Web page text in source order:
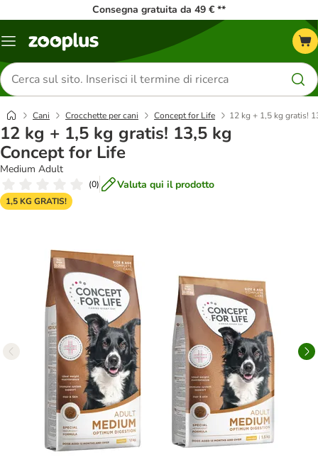
Consegna gratuita da 49 € **
Overview
Cerca
prodotti
Cani Crocchette per cani Concept for Life 12 kg + 1,5 kg gratis!
12 kg + 1,5 kg gratis! 13,5 kg
Concept for Life
Medium Adult
(0) Valuta qui il prodotto
1,5 KG GRATIS!